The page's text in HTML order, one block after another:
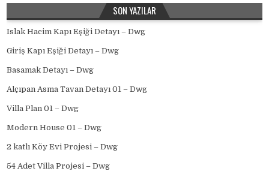
SON YAZILAR
Islak Hacim Kapı Eşiği Detayı – Dwg
Giriş Kapı Eşiği Detayı – Dwg
Basamak Detayı – Dwg
Alçıpan Asma Tavan Detayı 01 – Dwg
Villa Plan 01 – Dwg
Modern House 01 – Dwg
2 katlı Köy Evi Projesi – Dwg
54 Adet Villa Projesi – Dwg